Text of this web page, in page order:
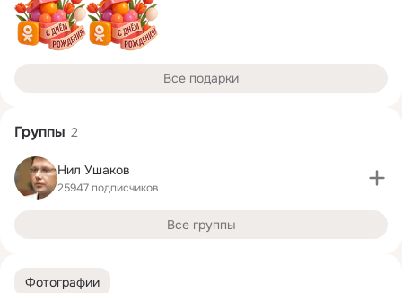
Фотографии
Все подарки
Группы 2
Нил Ушаков
25947 подписчиков
Все группы